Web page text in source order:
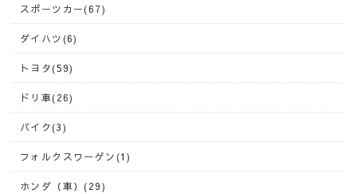
スポーツカー(67)
ダイハツ(6)
トヨタ(59)
ドリ車(26)
バイク(3)
フォルクスワーゲン(1)
ホンダ（車）(29)